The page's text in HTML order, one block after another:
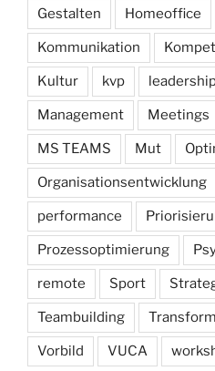
Gestalten Homeoffice
Kommunikation
Kultur kvp
Management Meetings
MS TEAMS Mut
Organisationsentwicklung
performance
Prozessoptimierung
remote Sport
Teambuilding
Vorbild VUCA